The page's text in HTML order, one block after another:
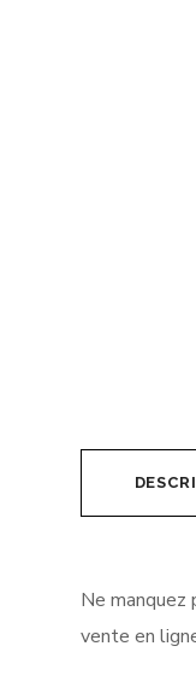
Ne
vente en